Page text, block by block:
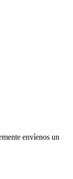
envíenos un